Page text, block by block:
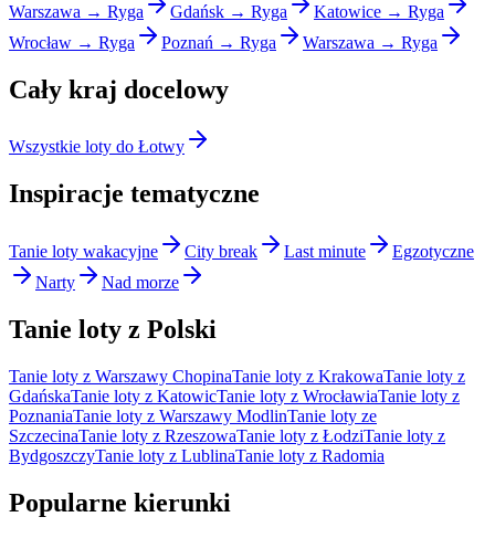
Warszawa → Ryga Gdańsk → Ryga
Katowice → Ryga
Wrocław → Ryga
Poznań → Ryga Warszawa → Ryga
Cały kraj docelowy
Wszystkie loty do Łotwy
Inspiracje tematyczne
Tanie loty wakacyjne City break Last minute
Egzotyczne
Narty
Nad morze
Tanie loty z Polski
Tanie loty z Warszawy ChopinaTanie loty z KrakowaTanie loty z
GdańskaTanie loty z KatowicTanie loty z WrocławiaTanie loty z
PoznaniaTanie loty z Warszawy ModlinTanie loty ze
SzczecinaTanie loty z RzeszowaTanie loty z ŁodziTanie loty z
BydgoszczyTanie loty z LublinaTanie loty z Radomia
Popularne kierunki